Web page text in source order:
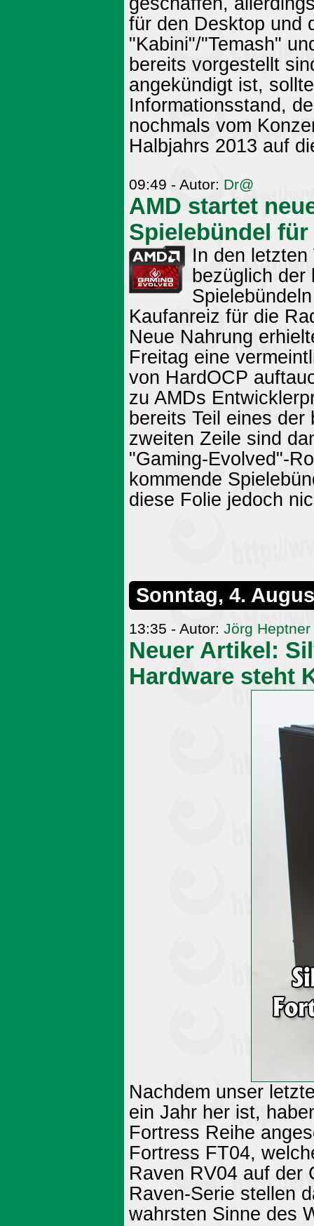
für den Desktop und
"Kabini"/"Temash"
bereits vorgestellt
angekündigt ist,
Informationsstand,
nochmals vom
Halbjahrs 2013 auf
09:49 - Autor: Dr@
AMD startet
Spielebündel
In den
bezüglich der
Kaufanreiz für die
Neue Nahrung
Freitag eine
von HardOCP
zu AMDs
bereits Teil eines
zweiten Zeile sind
"Gaming-Evolved"-
kommende
diese Folie jedoch
Sonntag, 4.
13:35 - Autor: Jörg Heptner
Neuer Artikel:
Hardware steht
Nachdem unser
ein Jahr her ist,
Fortress Reihe
Fortress FT04,
Raven RV04 auf der
Raven-Serie stellen
wahrsten Sinne des